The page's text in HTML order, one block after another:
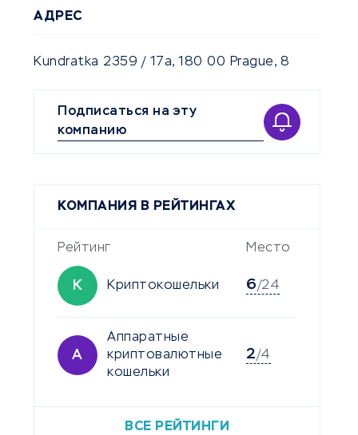
АДРЕС
Kundratka 2359 / 17a, 180 00 Prague, 8
Подписаться на эту
компанию
КОМПАНИЯ В РЕЙТИНГАХ
Рейтинг Место
К Криптокошельки 6/24
А
Аппаратные
криптовалютные
кошельки
2/4
ВСЕ РЕЙТИНГИ